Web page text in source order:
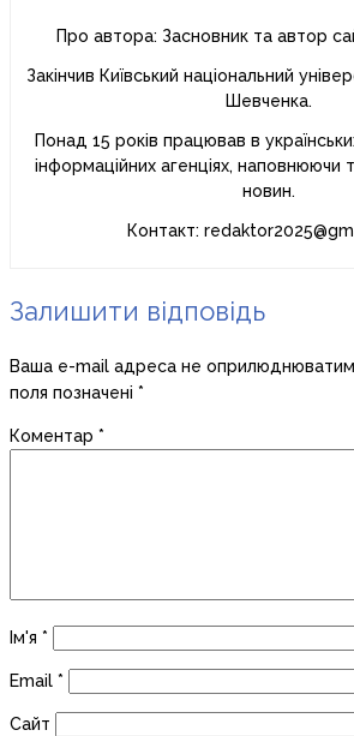
Про автора: Засновник та автор
Закінчив Київський національний
Шевченка.
Понад 15 років працював в
інформаційних агенціях, наповнюючи
новин.
Контакт:
Залишити відповідь
Ваша e-mail адреса не
поля позначені *
Коментар *
Ім'я *
Email *
Сайт